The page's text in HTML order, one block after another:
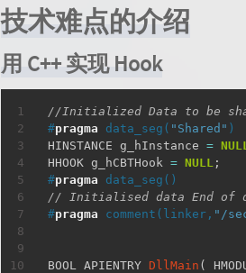
技术难点的介绍
用 C++ 实现 Hook
//Initialized Data to be
#pragma data_seg( "Shared" )
HINSTANCE g_hInstance = NULL
HHOOK g_hCBTHook = NULL ;
#pragma data_seg()
// Initialised data End of
#pragma comment(linker, "/
BOOL APIENTRY DllMain (